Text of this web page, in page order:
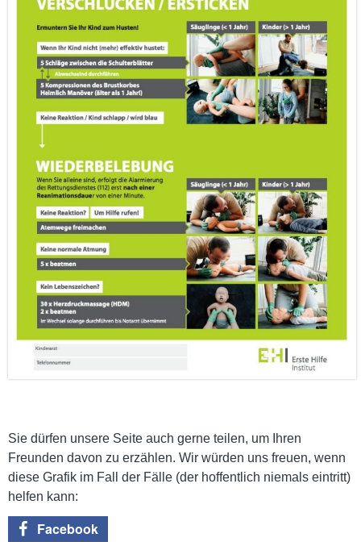
Sie dürfen unsere Seite auch gerne teilen, um Ihren
Freunden davon zu erzählen. Wir würden uns freuen, wenn
diese Grafik im Fall der Fälle (der hoffentlich niemals eintritt)
helfen kann:
Facebook